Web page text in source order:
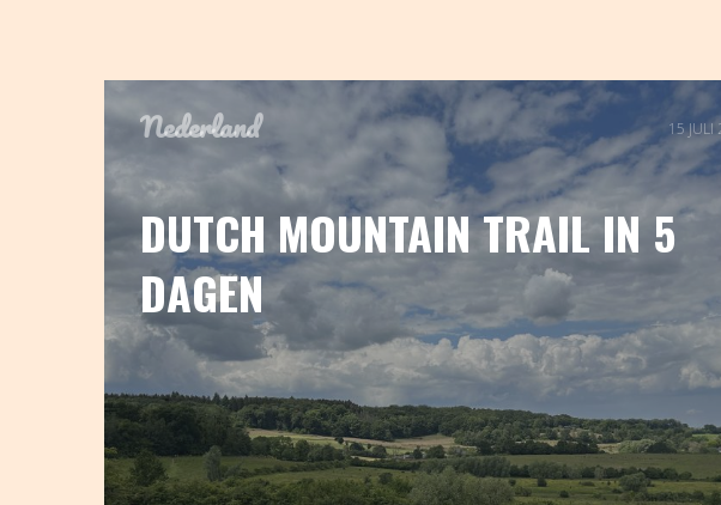
Nederland 15 JULI
DUTCH MOUNTAIN TRAIL IN 5
DAGEN